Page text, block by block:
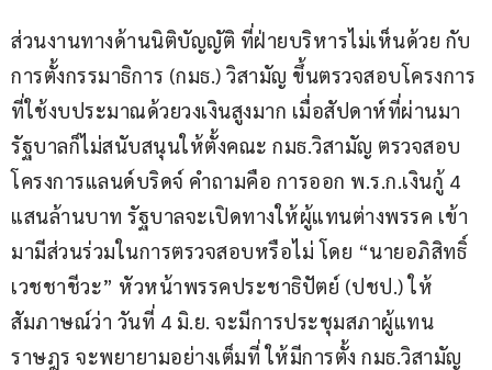
ส่วนงานทางด้านนิติบัญญัติ ที่ฝ่ายบริหารไม่เห็นด้วย กับ
การตั้งกรรมาธิการ (กมธ.) วิสามัญ ขึ้นตรวจสอบโครงการ
ที่ใช้งบประมาณด้วยวงเงินสูงมาก เมื่อสัปดาห์ที่ผ่านมา
รัฐบาลก็ไม่สนับสนุนให้ตั้งคณะ กมธ.วิสามัญ ตรวจสอบ
โครงการแลนด์บริดจ์ คำถามคือ การออก พ.ร.ก.เงินกู้ 4
แสนล้านบาท รัฐบาลจะเปิดทางให้ผู้แทนต่างพรรค เข้า
มามีส่วนร่วมในการตรวจสอบหรือไม่ โดย “นายอภิสิทธิ์
เวชชาชีวะ” หัวหน้าพรรคประชาธิปัตย์ (ปชป.) ให้
สัมภาษณ์ว่า วันที่ 4 มิ.ย. จะมีการประชุมสภาผู้แทน
ราษฎร จะพยายามอย่างเต็มที่ ให้มีการตั้ง กมธ.วิสามัญ